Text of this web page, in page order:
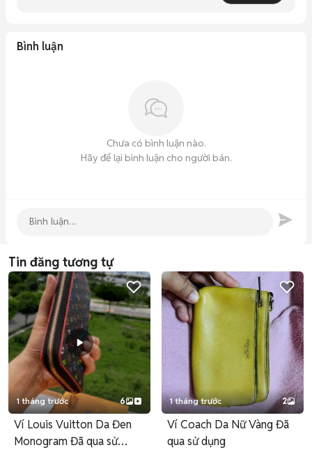
Bình luận
Chưa có bình luận nào.
Hãy để lại bình luận cho người bán.
Tin đăng tương tự
1 tháng trước 6
Ví Louis Vuitton Da Đen
Monogram Đã qua sử
1 tháng trước 2
Ví Coach Da Nữ Vàng Đã
qua sử dụng